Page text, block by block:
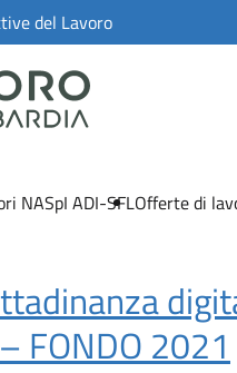
del Lavoro
NASpI ADI-SFLOfferte di
FONDO 2021